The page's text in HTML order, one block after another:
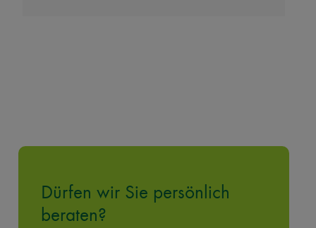
Dürfen wir Sie persönlich
beraten?